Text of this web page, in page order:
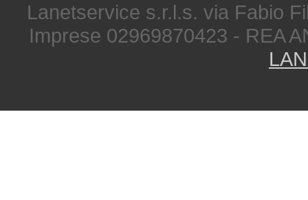
Lanetservice s.r.l.s. via Fabio
Imprese 02969870423 - REA